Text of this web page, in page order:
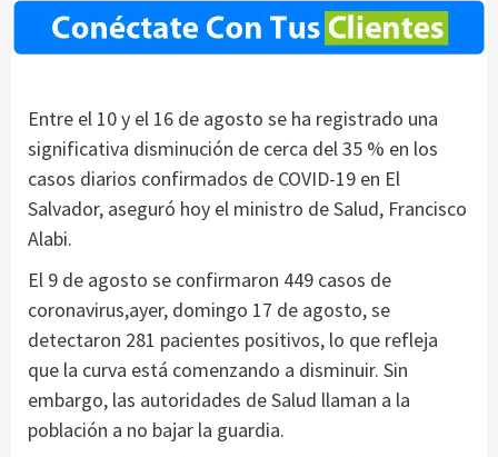
Entre el 10 y el 16 de agosto se ha registrado una
significativa disminución de cerca del 35 % en los
casos diarios confirmados de COVID-19 en El
Salvador, aseguró hoy el ministro de Salud, Francisco
Alabi.
El 9 de agosto se confirmaron 449 casos de
coronavirus,ayer, domingo 17 de agosto, se
detectaron 281 pacientes positivos, lo que refleja
que la curva está comenzando a disminuir. Sin
embargo, las autoridades de Salud llaman a la
población a no bajar la guardia.